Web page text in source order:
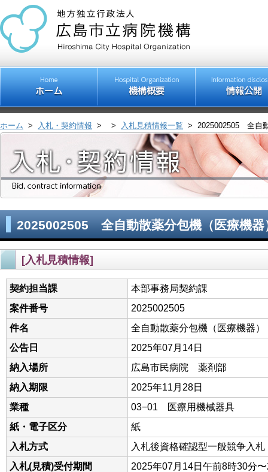
ホーム > 入札・契約情報 > > 入札見積情報一覧 > 2025002505 全自
2025002505 全自動散薬分包機（医療機器
[入札見積情報]
契約担当課
本部事務局契約課
案件番号
2025002505
件名
全自動散薬分包機（医療機器）
公告日
2025年07月14日
納入場所
広島市民病院 薬剤部
納入期限
2025年11月28日
業種
03−01 医療用機械器具
紙・電子区分
紙
入札方式
入札後資格確認型一般競争入札
入札(見積)受付期間
2025年07月14日午前8時30分